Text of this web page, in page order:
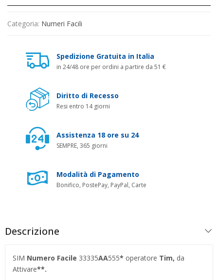
Categoria: Numeri Facili
Spedizione Gratuita in Italia
in 24/48 ore per ordini a partire da 51 €
Diritto di Recesso
Resi entro 14 giorni
Assistenza 18 ore su 24
SEMPRE, 365 giorni
Modalità di Pagamento
Bonifico, PostePay, PayPal, Carte
Descrizione
SIM Numero Facile 33335AA555* operatore Tim, da
Attivare**.